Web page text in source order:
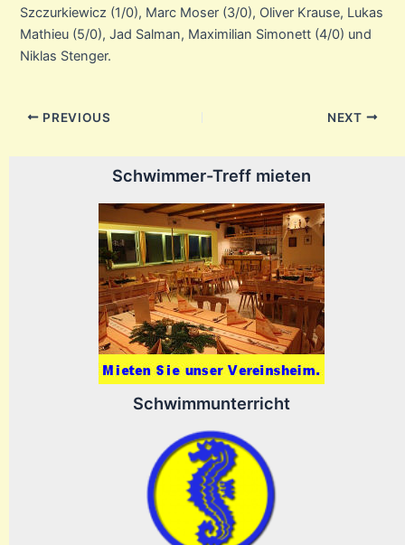
Szczurkiewicz (1/0), Marc Moser (3/0), Oliver Krause, Lukas
Mathieu (5/0), Jad Salman, Maximilian Simonett (4/0) und
Niklas Stenger.
Post
PREVIOUS NEXT
Schwimmer-Treff mieten
Schwimmunterricht